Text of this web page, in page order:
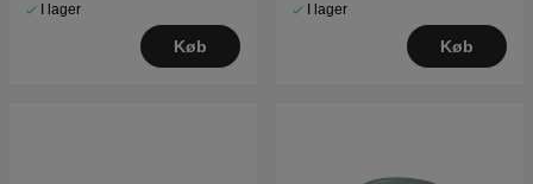
I lager
Køb
I lager
Køb